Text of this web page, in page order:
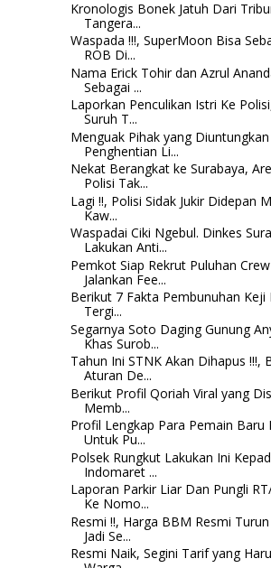
Kronologis Bonek Jatuh Dari
Tangera...
Waspada !!!, SuperMoon Bisa
ROB Di...
Nama Erick Tohir dan Azrul
Sebagai ...
Laporkan Penculikan Istri Ke
Suruh T...
Menguak Pihak yang
Penghentian Li...
Nekat Berangkat ke Surabaya,
Polisi Tak...
Lagi !!, Polisi Sidak Jukir Didepan
Kaw...
Waspadai Ciki Ngebul. Dinkes
Lakukan Anti...
Pemkot Siap Rekrut Puluhan
Jalankan Fee...
Berikut 7 Fakta Pembunuhan Keji
Tergi...
Segarnya Soto Daging Gunung
Khas Surob...
Tahun Ini STNK Akan Dihapus !!!,
Aturan De...
Berikut Profil Qoriah Viral yang
Memb...
Profil Lengkap Para Pemain Baru
Untuk Pu...
Polsek Rungkut Lakukan Ini
Indomaret ...
Laporan Parkir Liar Dan Pungli
Ke Nomo...
Resmi !!, Harga BBM Resmi
Jadi Se...
Resmi Naik, Segini Tarif yang